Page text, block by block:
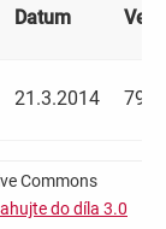
Datum
21.3.2014
Commons
do díla 3.0